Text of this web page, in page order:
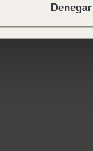
Denegar